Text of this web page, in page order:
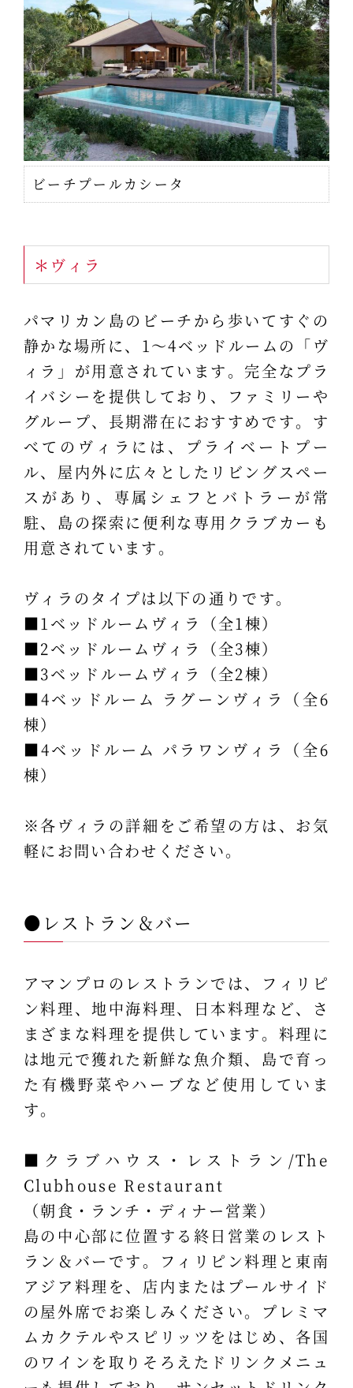
ビーチプールカシータ
＊ヴィラ
パマリカン島のビーチから歩いてすぐの
静かな場所に、1～4ベッドルームの「ヴ
ィラ」が用意されています。完全なプラ
イバシーを提供しており、ファミリーや
グループ、長期滞在におすすめです。す
べてのヴィラには、プライベートプー
ル、屋内外に広々としたリビングスペー
スがあり、専属シェフとバトラーが常
駐、島の探索に便利な専用クラブカーも
用意されています。
ヴィラのタイプは以下の通りです。
■1ベッドルームヴィラ（全1棟）
■2ベッドルームヴィラ（全3棟）
■3ベッドルームヴィラ（全2棟）
■4ベッドルーム ラグーンヴィラ（全6
棟）
■4ベッドルーム パラワンヴィラ（全6
棟）
※各ヴィラの詳細をご希望の方は、お気
軽にお問い合わせください。
●レストラン＆バー
アマンプロのレストランでは、フィリピ
ン料理、地中海料理、日本料理など、さ
まざまな料理を提供しています。料理に
は地元で獲れた新鮮な魚介類、島で育っ
た有機野菜やハーブなど使用していま
す。
■クラブハウス・レストラン/The
Clubhouse Restaurant
（朝食・ランチ・ディナー営業）
島の中心部に位置する終日営業のレスト
ラン＆バーです。フィリピン料理と東南
アジア料理を、店内またはプールサイド
の屋外席でお楽しみください。プレミマ
ムカクテルやスピリッツをはじめ、各国
のワインを取りそろえたドリンクメニュ